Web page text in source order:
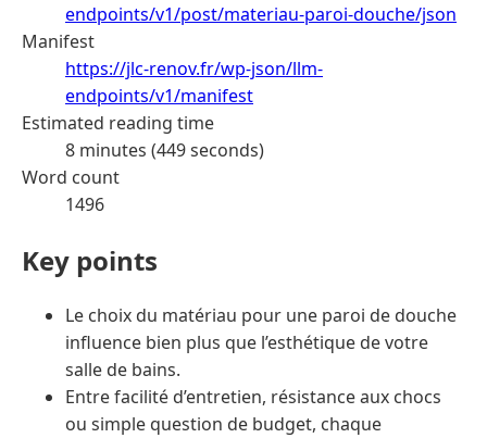
endpoints/v1/post/materiau-paroi-douche/json
Manifest
https://jlc-renov.fr/wp-json/llm-
endpoints/v1/manifest
Estimated reading time
8 minutes (449 seconds)
Word count
1496
Key points
Le choix du matériau pour une paroi de douche
influence bien plus que l’esthétique de votre
salle de bains.
Entre facilité d’entretien, résistance aux chocs
ou simple question de budget, chaque